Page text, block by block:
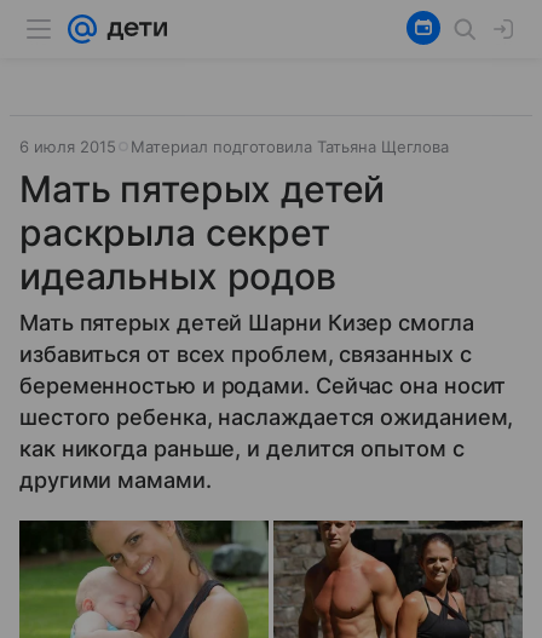
6 июля 2015 Материал подготовила Татьяна Щеглова
Мать пятерых детей
раскрыла секрет
идеальных родов
Мать пятерых детей Шарни Кизер смогла
избавиться от всех проблем, связанных с
беременностью и родами. Сейчас она носит
шестого ребенка, наслаждается ожиданием,
как никогда раньше, и делится опытом с
другими мамами.